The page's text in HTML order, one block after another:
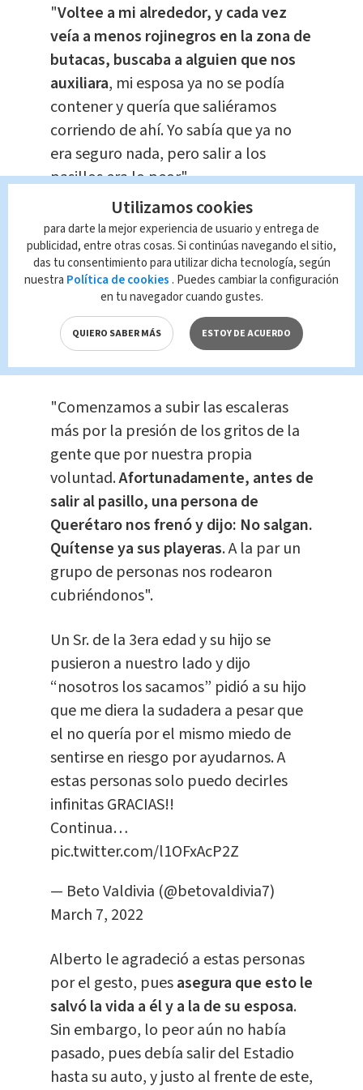
"Voltee a mi alrededor, y cada vez
veía a menos rojinegros en la zona de
butacas, buscaba a alguien que nos
auxiliara, mi esposa ya no se podía
contener y quería que saliéramos
corriendo de ahí. Yo sabía que ya no
era seguro nada, pero salir a los
pasillos era lo peor".
Valdivia comenta quetuvieron que
buscar refugio en la parte alta del
Estadio, y fue ahí cuando un grupo de
aficionados de Querétaro los detuvo
y les dieron sus camisas para
resguardarlosy lograran pasar
desapercibidos.
"Comenzamos a subir las escaleras
más por la presión de los gritos de la
gente que por nuestra propia
voluntad.Afortunadamente, antes de
salir al pasillo, una persona de
Querétaro nos frenó y dijo: No salgan.
Quítense ya sus playeras. A la par un
grupo de personas nos rodearon
cubriéndonos".
Un Sr. de la 3era edad y su hijo se
pusieron a nuestro lado y dijo
“nosotros los sacamos” pidió a su hijo
que me diera la sudadera a pesar que
el no quería por el mismo miedo de
sentirse en riesgo por ayudarnos. A
estas personas solo puedo decirles
infinitas GRACIAS!!
Continua…
pic.twitter.com/l1OFxAcP2Z
— Beto Valdivia (@betovaldivia7)
March 7, 2022
Alberto le agradeció a estas personas
por el gesto, puesasegura que esto le
salvó la vida a él y a la de su esposa.
Sin embargo, lo peor aún no había
pasado, pues debía salir del Estadio
hasta su auto, y justo al frente de este,
Utilizamos cookies
para darte la mejor experiencia de usuario y entrega de
publicidad, entre otras cosas. Si continúas navegando el sitio,
das tu consentimiento para utilizar dicha tecnología, según
nuestra Política de cookies . Puedes cambiar la configuración
en tu navegador cuando gustes.
QUIERO SABER MÁS ESTOY DE ACUERDO